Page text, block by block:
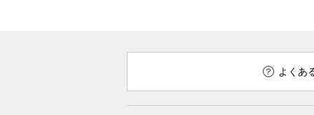
よくあ